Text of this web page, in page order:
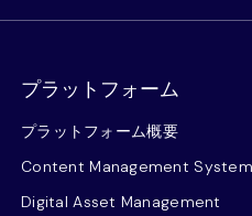
プラットフォーム
プラットフォーム概要
Content Management System
Digital Asset Management